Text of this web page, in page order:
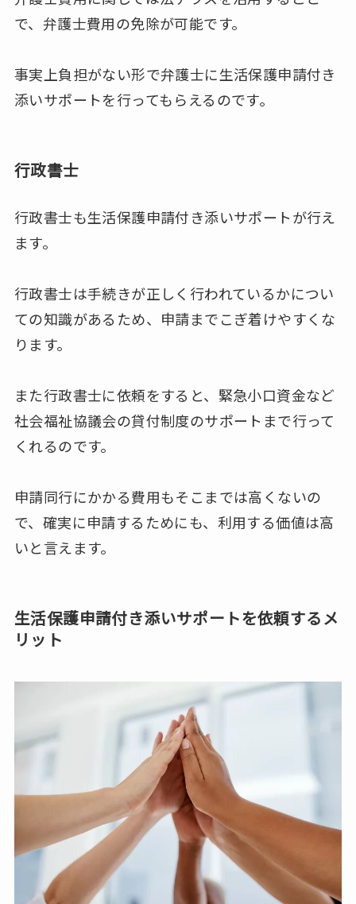
で、弁護士費用の免除が可能です。
事実上負担がない形で弁護士に生活保護申請付き
添いサポートを行ってもらえるのです。
行政書士
行政書士も生活保護申請付き添いサポートが行え
ます。
行政書士は手続きが正しく行われているかについ
ての知識があるため、申請までこぎ着けやすくな
ります。
また行政書士に依頼をすると、緊急小口資金など
社会福祉協議会の貸付制度のサポートまで行って
くれるのです。
申請同行にかかる費用もそこまでは高くないの
で、確実に申請するためにも、利用する価値は高
いと言えます。
生活保護申請付き添いサポートを依頼するメ
リット